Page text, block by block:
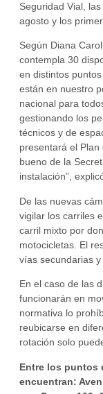
Seguridad Vial,
agosto y los
Según Diana
contempla 30
en distintos
están en nuestro
nacional para
gestionando los
técnicos y de
presentará el
bueno de la
instalación”,
De las nuevas
vigilar los carriles
carril mixto por
motocicletas. El
vías secundarias
En el caso de las
funcionarán en
normativa lo
reubicarse en
rotación solo
Entre los puntos
encuentran: